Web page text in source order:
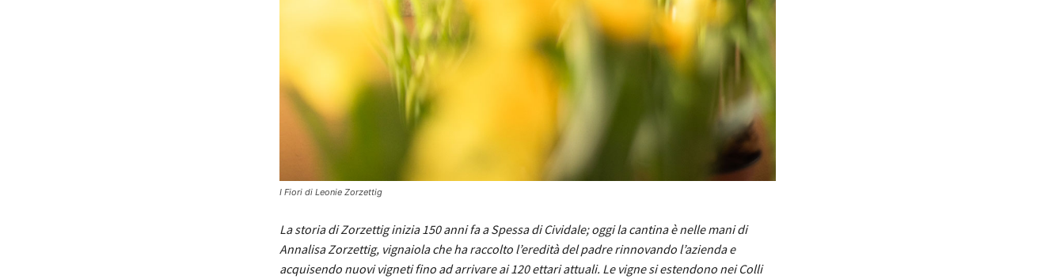
I Fiori di Leonie Zorzettig
La storia di Zorzettig inizia 150 anni fa a Spessa di Cividale; oggi la cantina è nelle mani di
Annalisa Zorzettig, vignaiola che ha raccolto l’eredità del padre rinnovando l’azienda e
acquisendo nuovi vigneti fino ad arrivare ai 120 ettari attuali. Le vigne si estendono nei Colli